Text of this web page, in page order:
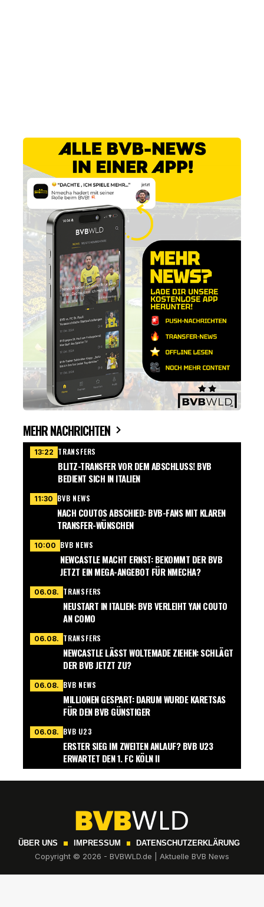
MEHR NACHRICHTEN
13:22 TRANSFERS
BLITZ-TRANSFER VOR DEM ABSCHLUSS! BVB
BEDIENT SICH IN ITALIEN
11:30 BVB NEWS
NACH COUTOS ABSCHIED: BVB-FANS MIT KLAREN
TRANSFER-WÜNSCHEN
10:00 BVB NEWS
NEWCASTLE MACHT ERNST: BEKOMMT DER BVB
JETZT EIN MEGA-ANGEBOT FÜR NMECHA?
06.08. TRANSFERS
NEUSTART IN ITALIEN: BVB VERLEIHT YAN COUTO
AN COMO
06.08. TRANSFERS
NEWCASTLE LÄSST WOLTEMADE ZIEHEN: SCHLÄGT
DER BVB JETZT ZU?
06.08. BVB NEWS
MILLIONEN GESPART: DARUM WURDE KARETSAS
FÜR DEN BVB GÜNSTIGER
06.08. BVB U23
ERSTER SIEG IM ZWEITEN ANLAUF? BVB U23
ERWARTET DEN 1. FC KÖLN II
ÜBER UNS IMPRESSUM DATENSCHUTZERKLÄRUNG
Copyright © 2026 - BVBWLD.de | Aktuelle BVB News